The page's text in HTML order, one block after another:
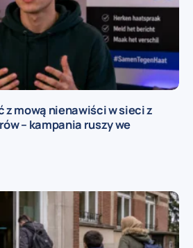
z mową nienawiści w sieci z
– kampania ruszy we